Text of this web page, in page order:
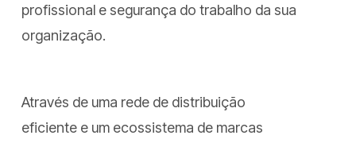
profissional e segurança do trabalho da sua
organização.
Através de uma rede de distribuição
eficiente e um ecossistema de marcas